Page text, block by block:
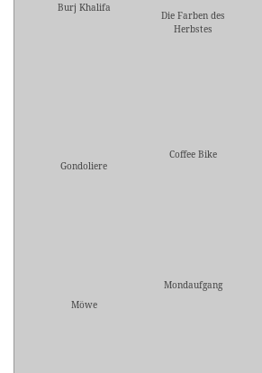
Burj Khalifa
Die Farben des
Herbstes
Gondoliere
Coffee Bike
Möwe
Mondaufgang